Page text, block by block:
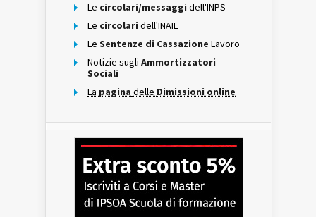
Le circolari/messaggi dell'INPS
Le circolari dell'INAIL
Le Sentenze di Cassazione Lavoro
Notizie sugli Ammortizzatori
Sociali
La pagina delle Dimissioni online